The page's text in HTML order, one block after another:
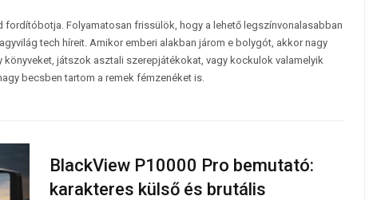
fordítóbotja. Folyamatosan frissülök, hogy a lehető legszínvonalasabban
tech híreit. Amikor emberi alakban járom e bolygót, akkor nagy
játszok asztali szerepjátékokat, vagy kockulok valamelyik
becsben tartom a remek fémzenéket is.
BlackView P10000 Pro bemutató:
karakteres külső és brutális